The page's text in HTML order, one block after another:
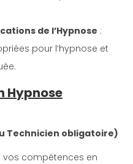
de l’Hypnose :
pour l’hypnose et
Hypnose
Technicien obligatoire)
vos compétences en